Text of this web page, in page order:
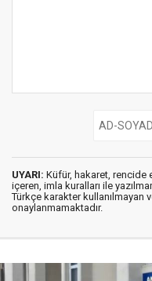
UYARI: Küfür, hakaret, rencide
içeren, imla kuralları ile
Türkçe karakter kullanılmayan
onaylanmamaktadır.